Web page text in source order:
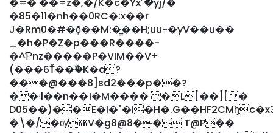
�85�11�nh��0 RC�:x��r
J�Rm0�#�ǭ��M:�̳��H;uu~�yV��u��
_�h�P�Z�p���R����-
�^Ƥnz�����P�VIM��V +
(���6Ť��ۜ�K�d?
���@���8]sd2���p��?
��ʵl��n��!�M���� �L[��][�
�\�/�ѹ��V�g8@8�� T@P��